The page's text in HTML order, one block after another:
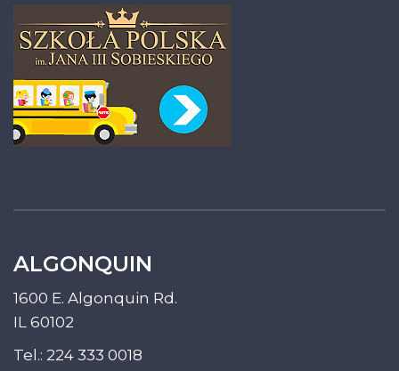
ALGONQUIN
1600 E. Algonquin Rd.
IL 60102
Tel.: 224 333 0018